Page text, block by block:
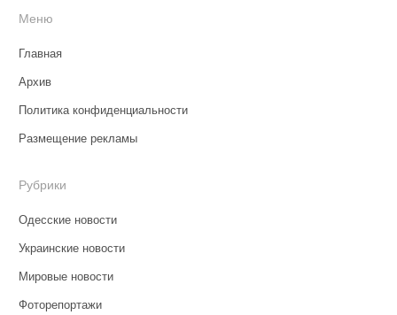
Меню
Главная
Архив
Политика конфиденциальности
Размещение рекламы
Рубрики
Одесские новости
Украинские новости
Мировые новости
Фоторепортажи